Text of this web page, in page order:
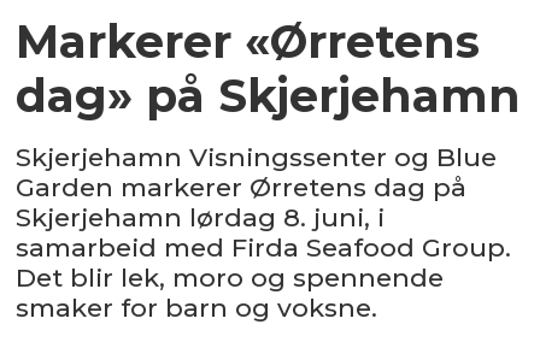
Markerer «Ørretens
dag» på Skjerjehamn
Skjerjehamn Visningssenter og Blue
Garden markerer Ørretens dag på
Skjerjehamn lørdag 8. juni, i
samarbeid med Firda Seafood Group.
Det blir lek, moro og spennende
smaker for barn og voksne.